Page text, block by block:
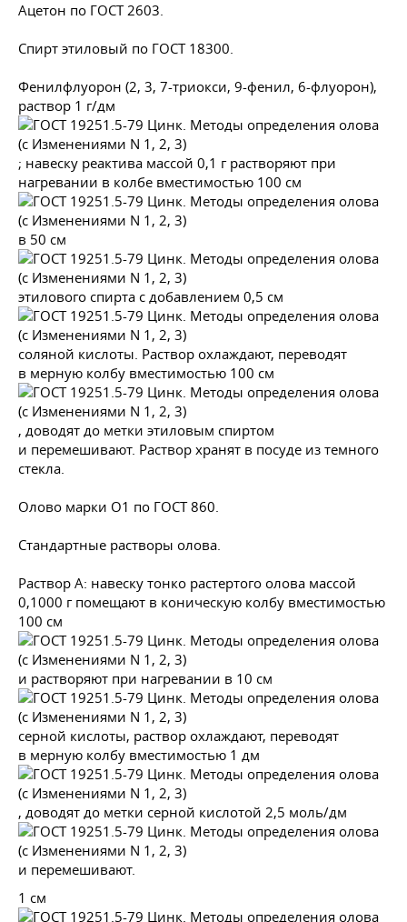
Ацетон по ГОСТ 2603.
Спирт этиловый по ГОСТ 18300.
Фенилфлуорон (2, 3, 7-триокси, 9-фенил, 6-флуорон),
раствор 1 г/дм
; навеску реактива массой 0,1 г растворяют при
нагревании в колбе вместимостью 100 см
в 50 см
этилового спирта с добавлением 0,5 см
соляной кислоты. Раствор охлаждают, переводят
в мерную колбу вместимостью 100 см
, доводят до метки этиловым спиртом
и перемешивают. Раствор хранят в посуде из темного
стекла.
Олово марки О1 по ГОСТ 860.
Стандартные растворы олова.
Раствор А: навеску тонко растертого олова массой
0,1000 г помещают в коническую колбу вместимостью
100 см
и растворяют при нагревании в 10 см
серной кислоты, раствор охлаждают, переводят
в мерную колбу вместимостью 1 дм
, доводят до метки серной кислотой 2,5 моль/дм
и перемешивают.
1 см